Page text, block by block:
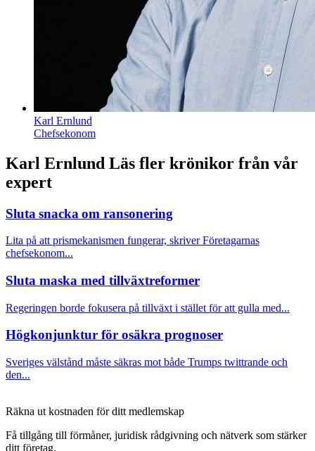
Karl Ernlund
Chefsekonom
Karl Ernlund Läs fler krönikor från vår
expert
Sluta snacka om ransonering
Lita på att prismekanismen fungerar, skriver Företagarnas
chefsekonom...
Sluta maska med tillväxtreformer
Regeringen borde fokusera på tillväxt i stället för att gulla med...
Högkonjunktur för osäkra prognoser
Sveriges välstånd måste säkras mot både Trumps twittrande och
den...
Räkna ut kostnaden för ditt medlemskap
Få tillgång till förmåner, juridisk rådgivning och nätverk som stärker
ditt företag.